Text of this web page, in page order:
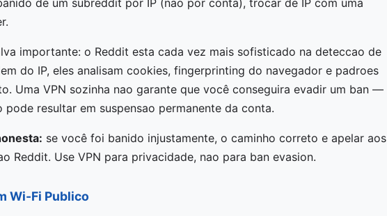
de um subreddit por IP (nao por conta), trocar de IP com uma
importante: o Reddit esta cada vez mais sofisticado na deteccao de
do IP, eles analisam cookies, fingerprinting do navegador e padroes
Uma VPN sozinha nao garante que você conseguira evadir um ban —
pode resultar em suspensao permanente da conta.
se você foi banido injustamente, o caminho correto e apelar aos
Reddit. Use VPN para privacidade, nao para ban evasion.
Wi-Fi Publico